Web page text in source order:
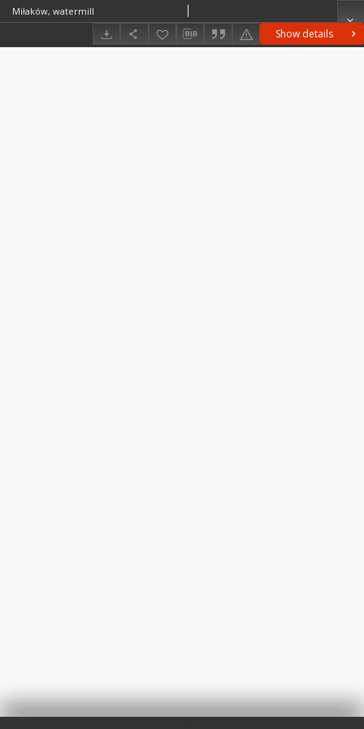
Show details
Miłaków, watermill